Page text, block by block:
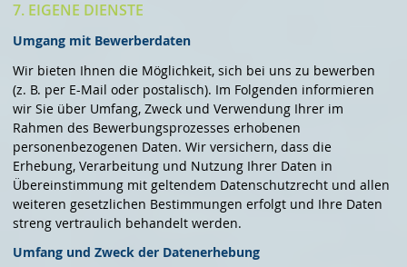
7. EIGENE DIENSTE
Umgang mit Bewerberdaten
Wir bieten Ihnen die Möglichkeit, sich bei uns zu bewerben
(z. B. per E-Mail oder postalisch). Im Folgenden informieren
wir Sie über Umfang, Zweck und Verwendung Ihrer im
Rahmen des Bewerbungsprozesses erhobenen
personenbezogenen Daten. Wir versichern, dass die
Erhebung, Verarbeitung und Nutzung Ihrer Daten in
Übereinstimmung mit geltendem Datenschutzrecht und allen
weiteren gesetzlichen Bestimmungen erfolgt und Ihre Daten
streng vertraulich behandelt werden.
Umfang und Zweck der Datenerhebung